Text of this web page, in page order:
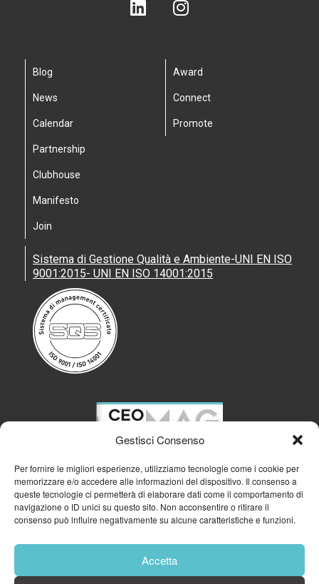
Gestisci Consenso
Per fornire le migliori esperienze, utilizziamo tecnologie come i cookie per
memorizzare e/o accedere alle informazioni del dispositivo. Il consenso a
queste tecnologie ci permetterà di elaborare dati come il comportamento di
navigazione o ID unici su questo sito. Non acconsentire o ritirare il
consenso può influire negativamente su alcune caratteristiche e funzioni.
Accetta
Blog
News
Calendar
Partnership
Clubhouse
Manifesto
Join
Award
Connect
Promote
Sistema di Gestione Qualità e Ambiente-UNI EN ISO
9001:2015- UNI EN ISO 14001:2015